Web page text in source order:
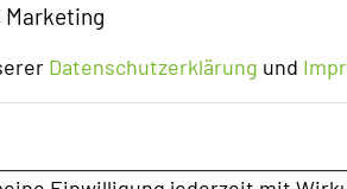
Marketing
Datenschutzerklärung und